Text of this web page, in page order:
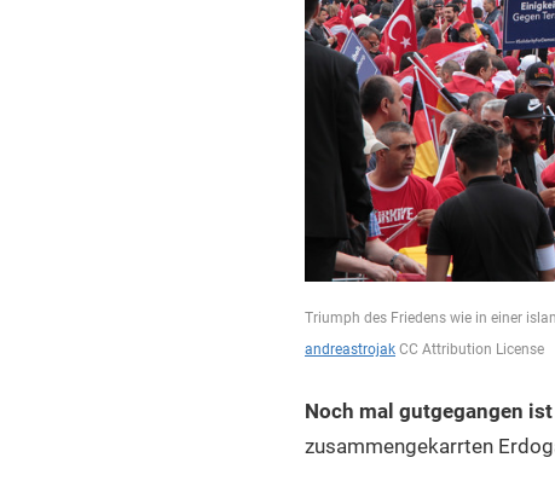
Triumph des Friedens wie in einer
andreastrojak CC Attribution License
Noch mal gutgegangen
zusammengekarrten